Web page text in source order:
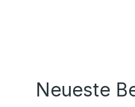
Neueste